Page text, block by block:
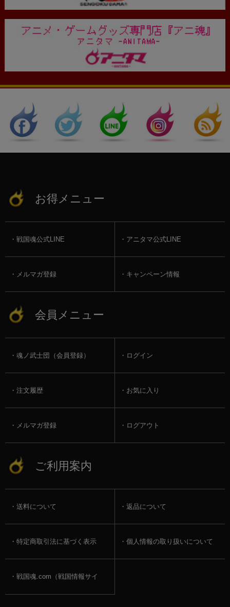
お得メニュー
戦国魂公式LINE アニタマ公式LINE
メルマガ登録 キャンペーン情報
会員メニュー
魂ノ武士団（会員登録） ログイン
注文履歴 お気に入り
メルマガ登録 ログアウト
ご利用案内
送料について 返品について
特定商取引法に基づく表示 個人情報の取り扱いについて
戦国魂.com（戦国情報サイ